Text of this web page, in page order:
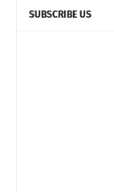
SUBSCRIBE US